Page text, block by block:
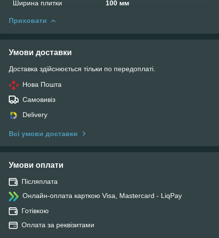
Ширина плитки
100 мм
Приховати
Умови доставки
Доставка здійснюється тільки по передоплаті.
Нова Пошта
Самовивіз
Delivery
Всі умови доставки
Умови оплати
Післяплата
Онлайн-оплата карткою Visa, Mastercard - LiqPay
Готівкою
Оплата за реквізитами